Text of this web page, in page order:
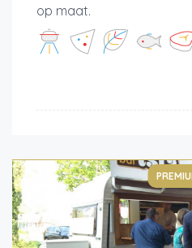
op maat.